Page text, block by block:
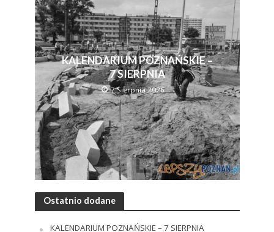
KALENDARIUM POZNAŃSKIE –
7 SIERPNIA
7 Sierpnia 2026
Ostatnio dodane
KALENDARIUM POZNAŃSKIE – 7 SIERPNIA